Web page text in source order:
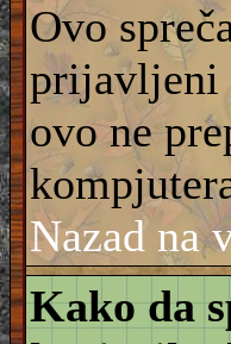
Ovo
prijavljeni
ovo ne
Nazad na
Kako da